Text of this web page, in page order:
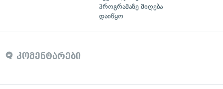
პროგრამაზე მიღება
დაიწყო
კომენტარები